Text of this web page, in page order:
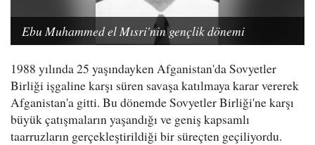
Ebu Muhammed el Mısri'nin gençlik dönemi
1988 yılında 25 yaşındayken Afganistan'da Sovyetler
Birliği işgaline karşı süren savaşa katılmaya karar vererek
Afganistan'a gitti. Bu dönemde Sovyetler Birliği'ne karşı
büyük çatışmaların yaşandığı ve geniş kapsamlı
taarruzların gerçekleştirildiği bir süreçten geçiliyordu.